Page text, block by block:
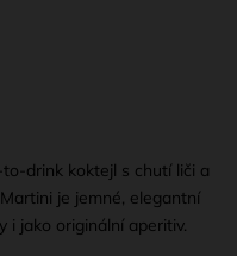
drink koktejl s chutí liči a
je jemné, elegantní
i jako originální aperitiv.